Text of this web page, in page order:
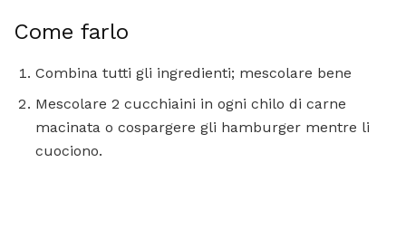
Come farlo
Combina tutti gli ingredienti; mescolare bene
Mescolare 2 cucchiaini in ogni chilo di carne
macinata o cospargere gli hamburger mentre li
cuociono.